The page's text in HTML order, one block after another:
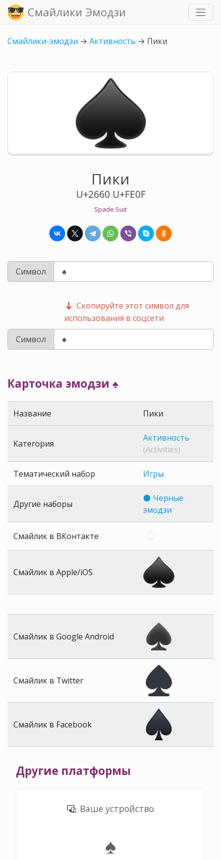
Смайлики Эмодзи
Смайлики-эмодзи → Активность → Пики
Пики
U+2660 U+FE0F
Spade Suit
Символ
Скопируйте этот символ для
использования в соцсети
Символ
Карточка эмодзи ♠️
Название Пики
Категория
Активность
(Activities)
Тематический набор Игры
Другие наборы
⚫ Черные
эмодзи
Смайлик в ВКонтакте
Смайлик в Apple/iOS
Смайлик в Google Android
Смайлик в Twitter
Смайлик в Facebook
Другие платформы
Ваше устройство
♠️